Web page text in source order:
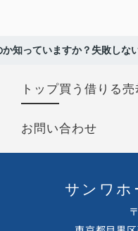
知っていますか？失敗しな
トップ買う 借りる売
お問い合わせ
サンワホ